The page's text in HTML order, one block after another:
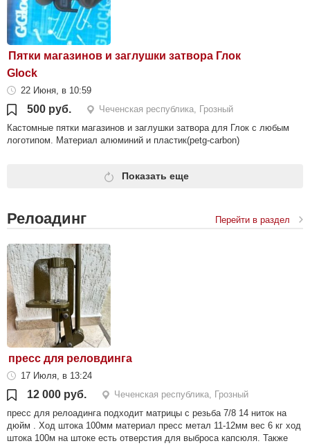
Пятки магазинов и заглушки затвора Глок
Glock
22 Июня, в 10:59
500 руб.
Чеченская республика, Грозный
Кастомные пятки магазинов и заглушки затвора для Глок с любым
логотипом. Материал алюминий и пластик(petg-carbon)
Показать еще
Релоадинг Перейти в раздел
пресс для реловдинга
17 Июля, в 13:24
12 000 руб.
Чеченская республика, Грозный
пресс для релоадинга подходит матрицы с резьба 7/8 14 ниток на
дюйм . Ход штока 100мм материал пресс метал 11-12мм вес 6 кг ход
штока 100м на штоке есть отверстия для выброса капсюля. Также